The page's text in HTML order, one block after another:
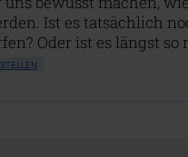
Ist es tatsächlich
Oder ist es längst so